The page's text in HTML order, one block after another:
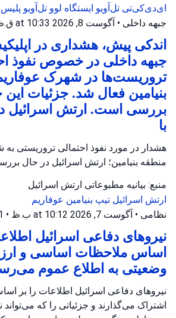
ای‌دی‌کی‌تی تل‌آویو ایستگاه لوو تل‌آویو پلیس
جبهه داخلی • آگوست 8, 2026 at 10:33 ق.ظ
اندکی پیش، هشداری در
جبهه داخلی در خصوص نفوذ
تروریست‌ها در شهرک
بنیامین فعال شد. جزئیات
بررسی است. ارتش اسرائیل
با
هشدار در مورد نفوذ احتمالی تروریستی به
منطقه بنیامین؛ ارتش اسرائیل در حال
منبع: بیانیه مطبوعاتی ارتش اسرائیل
ارتش اسرائیل تیپ بنیامین عوفاریم
نظامی • آگوست 7, 2026 at 10:12 ب.ظ •
1
نیروهای دفاعی اسرائیل
اساس ملاحظات اساسی و
وضعیتی به اطلاع عموم
نیروهای دفاعی اسرائیل اطلاعات را بر
اشتراک می‌گذارند و جزئیاتی را که می‌تواند